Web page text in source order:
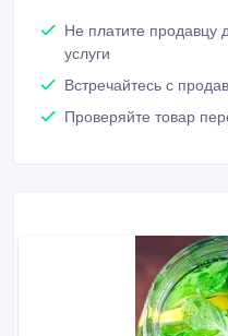
Не платите продавцу
услуги
Встречайтесь с
Проверяйте товар